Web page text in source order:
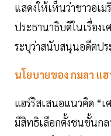
แสดงให้เห็นว่าชาวอเม
ประธานาธิบดีในเรื่อง
ระบุว่าสนับสนุนอดีตปร
นโยบายของ กมลา แฮ
แฮร์ริสเสนอแนวคิด “
มีสิทธิเลือกตั้งชนชั้นก